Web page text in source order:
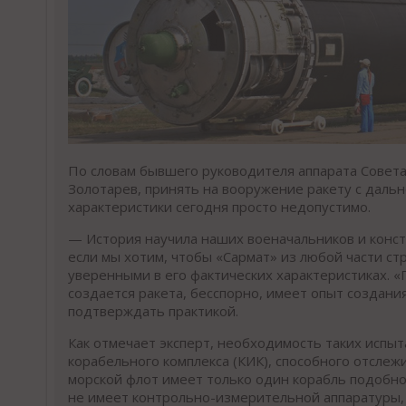
По словам бывшего руководителя аппарата
Золотарев, принять на вооружение ракету с
характеристики сегодня просто недопустимо.
— История научила наших военачальников и
если мы хотим, чтобы «Сармат» из любой части
уверенными в его фактических
создается ракета, бесспорно, имеет опыт
подтверждать практикой.
Как отмечает эксперт, необходимость таких
корабельного комплекса (КИК), способного
морской флот имеет только один корабль
не имеет контрольно-измерительной